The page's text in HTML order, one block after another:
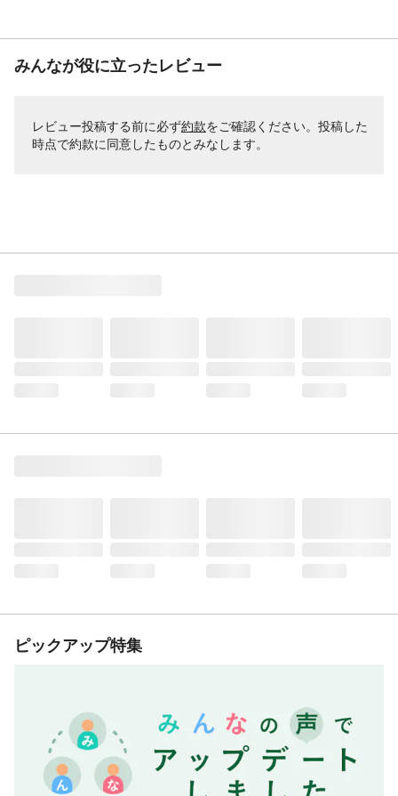
みんなが役に立ったレビュー
レビュー投稿する前に必ず約款をご確認ください。投稿した
時点で約款に同意したものとみなします。
ピックアップ特集